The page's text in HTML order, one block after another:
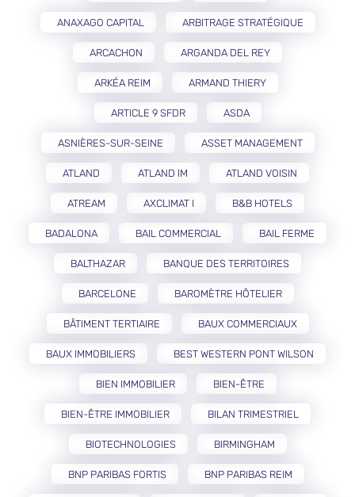
ANAXAGO CAPITAL ARBITRAGE STRATÉGIQUE
ARCACHON ARGANDA DEL REY
ARKÉA REIM ARMAND THIERY
ARTICLE 9 SFDR ASDA
ASNIÈRES-SUR-SEINE ASSET MANAGEMENT
ATLAND ATLAND IM ATLAND VOISIN
ATREAM AXCLIMAT I B&B HOTELS
BADALONA BAIL COMMERCIAL BAIL FERME
BALTHAZAR BANQUE DES TERRITOIRES
BARCELONE BAROMÈTRE HÔTELIER
BÂTIMENT TERTIAIRE BAUX COMMERCIAUX
BAUX IMMOBILIERS BEST WESTERN PONT WILSON
BIEN IMMOBILIER BIEN-ÊTRE
BIEN-ÊTRE IMMOBILIER BILAN TRIMESTRIEL
BIOTECHNOLOGIES BIRMINGHAM
BNP PARIBAS FORTIS BNP PARIBAS REIM